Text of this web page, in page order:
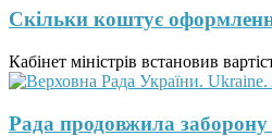
Скільки коштує
Кабінет міністрів встановив
Рада продовжила заборону